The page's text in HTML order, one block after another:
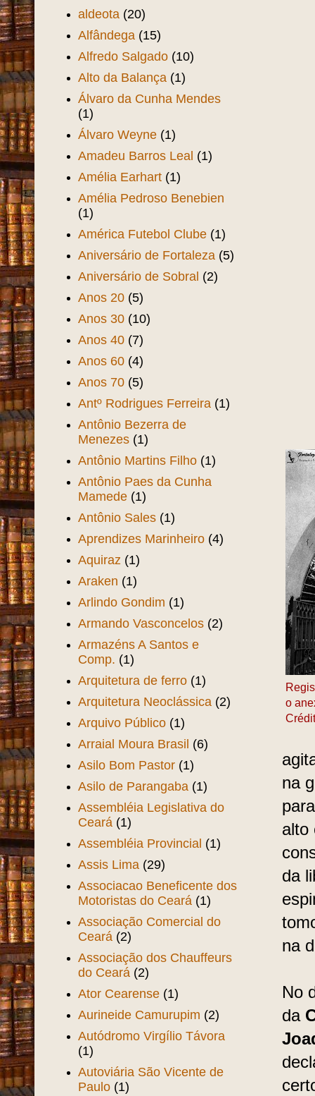
o
na
alto
da
na
No
da
aldeota (20)
Alfândega (15)
Alfredo Salgado (10)
Alto da Balança (1)
Álvaro da Cunha Mendes
(1)
Álvaro Weyne (1)
Amadeu Barros Leal (1)
Amélia Earhart (1)
Amélia Pedroso Benebien
(1)
América Futebol Clube (1)
Aniversário de Fortaleza (5)
Aniversário de Sobral (2)
Anos 20 (5)
Anos 30 (10)
Anos 40 (7)
Anos 60 (4)
Anos 70 (5)
Antº Rodrigues Ferreira (1)
Antônio Bezerra de
Menezes (1)
Antônio Martins Filho (1)
Antônio Paes da Cunha
Mamede (1)
Antônio Sales (1)
Aprendizes Marinheiro (4)
Aquiraz (1)
Araken (1)
Arlindo Gondim (1)
Armando Vasconcelos (2)
Armazéns A Santos e
Comp. (1)
Arquitetura de ferro (1)
Arquitetura Neoclássica (2)
Arquivo Público (1)
Arraial Moura Brasil (6)
Asilo Bom Pastor (1)
Asilo de Parangaba (1)
Assembléia Legislativa do
Ceará (1)
Assembléia Provincial (1)
Assis Lima (29)
Associacao Beneficente dos
Motoristas do Ceará (1)
Associação Comercial do
Ceará (2)
Associação dos Chauffeurs
do Ceará (2)
Ator Cearense (1)
Aurineide Camurupim (2)
Autódromo Virgílio Távora
(1)
Autoviária São Vicente de
Paulo (1)